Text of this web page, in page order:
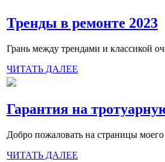
Тренды в ремонте 2023
Грань между трендами и классикой
ЧИТАТЬ ДАЛЕЕ
Гарантия на
Добро пожаловать на страницы
ЧИТАТЬ ДАЛЕЕ